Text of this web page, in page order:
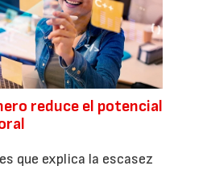
reduce el potencial
que explica la escasez